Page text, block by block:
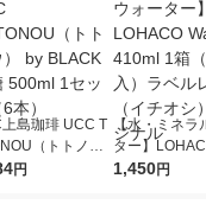
島珈琲 UCC T
（トトノ
BLACK無糖 5
円
【水・ミネラ
ター】
r 410ml 1箱（
1,450円